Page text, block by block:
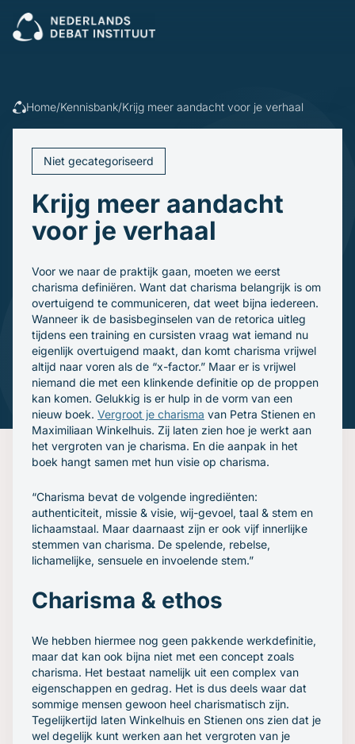
Open cursus
Incompany
Politiek
Dagvoorzitters
Debatleiders
Dagvoorzitters
Gespreksleiders
Voor wie
Overheid
Bedrijfsleven
Politiek en gemeenten
Brancheverenigingen
Ondernemingsraden
Kennisbank
Blogs en video's
Downloads
Ons verhaal
Ons team
Inschrijven
Gratis oefenavonden
Contact
Home/Kennisbank/Krijg meer aandacht voor je verhaal
Niet gecategoriseerd
Krijg meer aandacht
voor je verhaal
Voor we naar de praktijk gaan, moeten we eerst
charisma definiëren. Want dat charisma belangrijk is om
overtuigend te communiceren, dat weet bijna iedereen.
Wanneer ik de basisbeginselen van de retorica uitleg
tijdens een training en cursisten vraag wat iemand nu
eigenlijk overtuigend maakt, dan komt charisma vrijwel
altijd naar voren als de “x-factor.” Maar er is vrijwel
niemand die met een klinkende definitie op de proppen
kan komen. Gelukkig is er hulp in de vorm van een
nieuw boek. Vergroot je charisma van Petra Stienen en
Maximiliaan Winkelhuis. Zij laten zien hoe je werkt aan
het vergroten van je charisma. En die aanpak in het
boek hangt samen met hun visie op charisma.
“Charisma bevat de volgende ingrediënten:
authenticiteit, missie & visie, wij-gevoel, taal & stem en
lichaamstaal. Maar daarnaast zijn er ook vijf innerlijke
stemmen van charisma. De spelende, rebelse,
lichamelijke, sensuele en invoelende stem.”
Charisma & ethos
We hebben hiermee nog geen pakkende werkdefinitie,
maar dat kan ook bijna niet met een concept zoals
charisma. Het bestaat namelijk uit een complex van
eigenschappen en gedrag. Het is dus deels waar dat
sommige mensen gewoon heel charismatisch zijn.
Tegelijkertijd laten Winkelhuis en Stienen ons zien dat je
wel degelijk kunt werken aan het vergroten van je